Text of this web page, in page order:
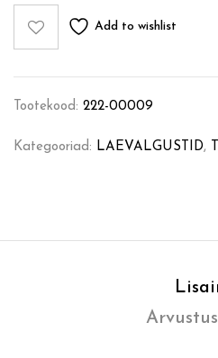
Add to wishlist
Tootekood: 222-00009
Kategooriad: LAEVALGUSTID,